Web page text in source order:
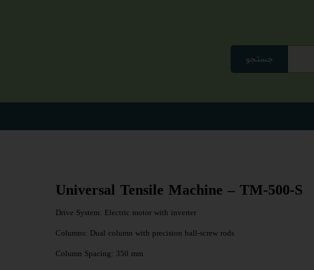
جستجو
Universal Tensile Machine – TM-500-S
Drive System: Electric motor with inverter
Columns: Dual column with precision ball-screw rods
Column Spacing: 350 mm